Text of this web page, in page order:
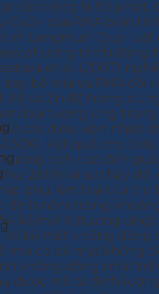
cân bằng là 90 phút,
Cu2+ của RHA biến
Langmuir. Quy luật
phương trình động
et al. (2007)
bã mía và RHA đối
(II) và Zn (II) trong
loại tương ứng
ở các điều kiện nhiệt
Kết quả cho thấy
tích cực đến
(ΔH0) và sự thay đổi
phụ kim loại của tro
định nằm trong
kJ/mol K (tương
có bề mặt không đồng
mía có bề mặt không
không đồng nhất
được mô tả định